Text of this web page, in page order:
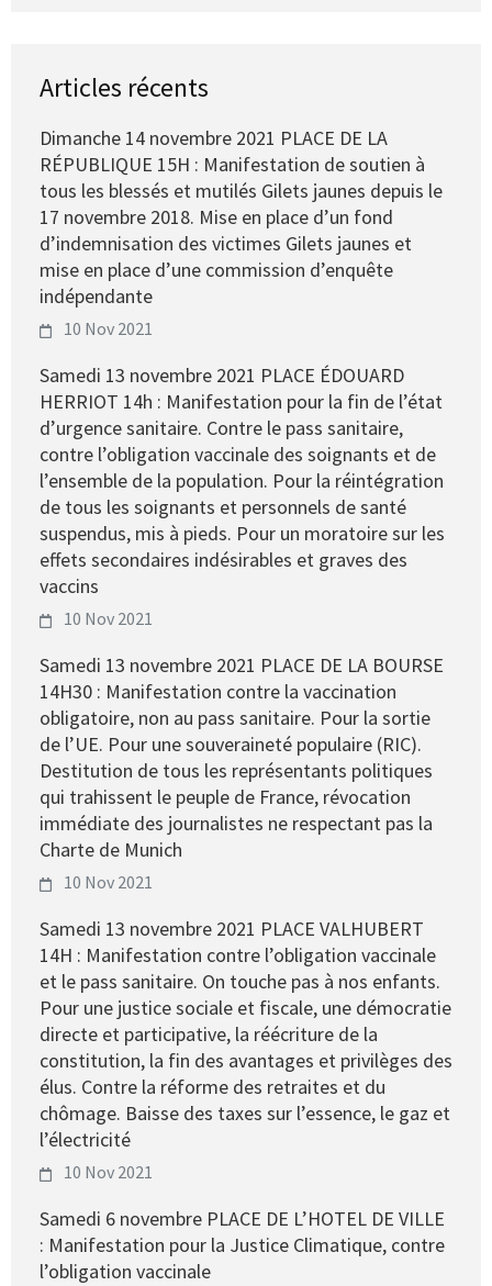
Articles récents
Dimanche 14 novembre 2021 PLACE DE LA
RÉPUBLIQUE 15H : Manifestation de soutien à
tous les blessés et mutilés Gilets jaunes depuis le
17 novembre 2018. Mise en place d’un fond
d’indemnisation des victimes Gilets jaunes et
mise en place d’une commission d’enquête
indépendante
10 Nov 2021
Samedi 13 novembre 2021 PLACE ÉDOUARD
HERRIOT 14h : Manifestation pour la fin de l’état
d’urgence sanitaire. Contre le pass sanitaire,
contre l’obligation vaccinale des soignants et de
l’ensemble de la population. Pour la réintégration
de tous les soignants et personnels de santé
suspendus, mis à pieds. Pour un moratoire sur les
effets secondaires indésirables et graves des
vaccins
10 Nov 2021
Samedi 13 novembre 2021 PLACE DE LA BOURSE
14H30 : Manifestation contre la vaccination
obligatoire, non au pass sanitaire. Pour la sortie
de l’UE. Pour une souveraineté populaire (RIC).
Destitution de tous les représentants politiques
qui trahissent le peuple de France, révocation
immédiate des journalistes ne respectant pas la
Charte de Munich
10 Nov 2021
Samedi 13 novembre 2021 PLACE VALHUBERT
14H : Manifestation contre l’obligation vaccinale
et le pass sanitaire. On touche pas à nos enfants.
Pour une justice sociale et fiscale, une démocratie
directe et participative, la réécriture de la
constitution, la fin des avantages et privilèges des
élus. Contre la réforme des retraites et du
chômage. Baisse des taxes sur l’essence, le gaz et
l’électricité
10 Nov 2021
Samedi 6 novembre PLACE DE L’HOTEL DE VILLE
: Manifestation pour la Justice Climatique, contre
l’obligation vaccinale